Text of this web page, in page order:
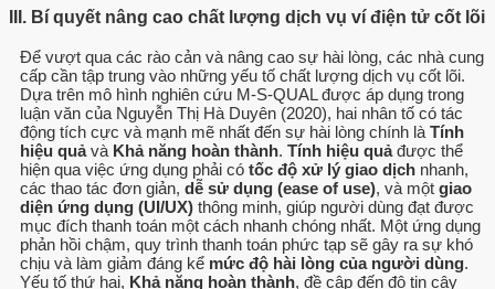
III. Bí quyết nâng cao chất lượng dịch vụ ví điện tử cốt lõi
Để vượt qua các rào cản và nâng cao sự hài lòng, các nhà cung
cấp cần tập trung vào những yếu tố chất lượng dịch vụ cốt lõi.
Dựa trên mô hình nghiên cứu M-S-QUAL được áp dụng trong
luận văn của Nguyễn Thị Hà Duyên (2020), hai nhân tố có tác
động tích cực và mạnh mẽ nhất đến sự hài lòng chính là Tính
hiệu quảvà Khả năng hoàn thành. Tính hiệu quảđược thể
hiện qua việc ứng dụng phải có tốc độ xử lý giao dịch nhanh,
các thao tác đơn giản, dễ sử dụng (ease of use), và một giao
diện ứng dụng (UI/UX) thông minh, giúp người dùng đạt được
mục đích thanh toán một cách nhanh chóng nhất. Một ứng dụng
phản hồi chậm, quy trình thanh toán phức tạp sẽ gây ra sự khó
chịu và làm giảm đáng kể mức độ hài lòng của người dùng.
Yếu tố thứ hai, Khả năng hoàn thành, đề cập đến độ tin cậy